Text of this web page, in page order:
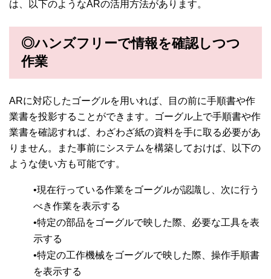
は、以下のようなARの活用方法があります。
◎ハンズフリーで情報を確認しつつ
作業
ARに対応したゴーグルを用いれば、目の前に手順書や作
業書を投影することができます。ゴーグル上で手順書や作
業書を確認すれば、わざわざ紙の資料を手に取る必要があ
りません。また事前にシステムを構築しておけば、以下の
ような使い方も可能です。
•現在行っている作業をゴーグルが認識し、次に行う
べき作業を表示する
•特定の部品をゴーグルで映した際、必要な工具を表
示する
•特定の工作機械をゴーグルで映した際、操作手順書
を表示する